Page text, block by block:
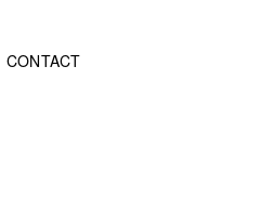
CONTACT